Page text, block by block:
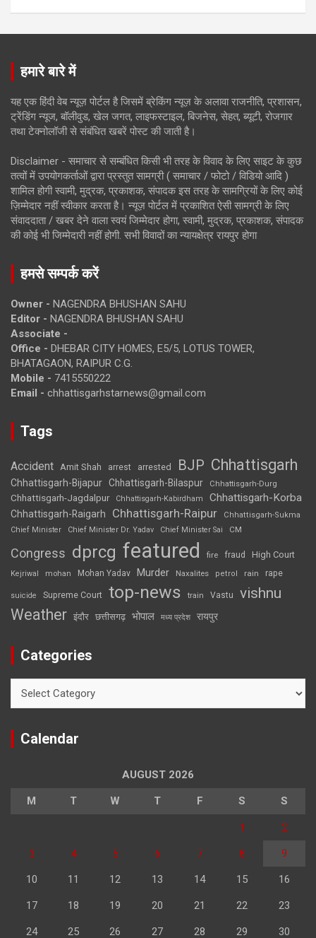
हमारे बारे में
यह एक हिंदी वेब न्यूज़ पोर्टल है जिसमें ब्रेकिंग न्यूज़ के अलावा राजनीति, प्रशासन,
ट्रेंडिंग न्यूज, बॉलीवुड, खेल जगत, लाइफस्टाइल, बिजनेस, सेहत, ब्यूटी, रोजगार
तथा टेक्नोलॉजी से संबंधित खबरें पोस्ट की जाती है।
Disclaimer - समाचार से सम्बंधित किसी भी तरह के विवाद के लिए साइट के कुछ
तत्वों में उपयोगकर्ताओं द्वारा प्रस्तुत सामग्री ( समाचार / फोटो / विडियो आदि )
शामिल होगी स्वामी, मुद्रक, प्रकाशक, संपादक इस तरह के सामग्रियों के लिए कोई
ज़िम्मेदार नहीं स्वीकार करता है। न्यूज़ पोर्टल में प्रकाशित ऐसी सामग्री के लिए
संवाददाता / खबर देने वाला स्वयं जिम्मेदार होगा, स्वामी, मुद्रक, प्रकाशक, संपादक
की कोई भी जिम्मेदारी नहीं होगी. सभी विवादों का न्यायक्षेत्र रायपुर होगा
हमसे सम्पर्क करें
Owner - NAGENDRA BHUSHAN SAHU
Editor - NAGENDRA BHUSHAN SAHU
Associate -
Office - DHEBAR CITY HOMES, E5/5, LOTUS TOWER,
BHATAGAON, RAIPUR C.G.
Mobile - 7415550222
Email - chhattisgarhstarnews@gmail.com
Tags
Accident Amit Shah arrest arrested BJP Chhattisgarh
Chhattisgarh-Bijapur Chhattisgarh-Bilaspur Chhattisgarh-Durg
Chhattisgarh-Jagdalpur Chhattisgarh-Kabirdham Chhattisgarh-Korba
Chhattisgarh-Raigarh Chhattisgarh-Raipur
Chhattisgarh-Sukma
Chief Minister
Chief Minister Dr. Yadav Chief Minister Sai CM
Congress dprcg featured fire fraud High Court
Kejriwal mohan Mohan Yadav Murder Naxalites petrol rain rape
suicide Supreme Court top-news train Vastu vishnu
Weather इंदौर छत्तीसगढ़ भोपाल मध्य प्रदेश रायपुर
Categories
Calendar
AUGUST 2026
M T W T F S S
1 2
3 4 5 6 7 8 9
10 11 12 13 14 15 16
17 18 19 20 21 22 23
24 25 26 27 28 29 30